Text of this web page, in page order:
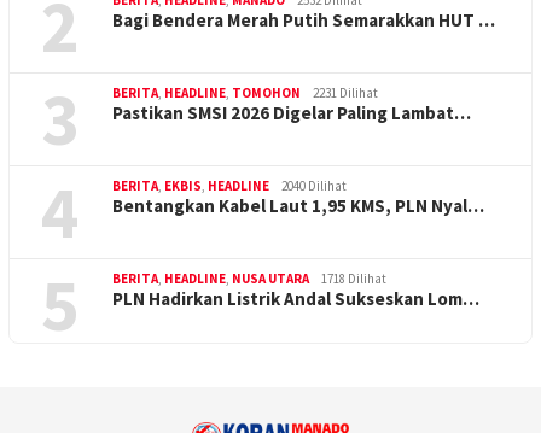
2 Bagi Bendera Merah Putih Semarakkan HUT …
3 BERITA, HEADLINE, TOMOHON 2231 Dilihat
Pastikan SMSI 2026 Digelar Paling Lambat…
4 BERITA, EKBIS, HEADLINE 2040 Dilihat
Bentangkan Kabel Laut 1,95 KMS, PLN Nyal…
5 BERITA, HEADLINE, NUSA UTARA 1718 Dilihat
PLN Hadirkan Listrik Andal Sukseskan Lom…